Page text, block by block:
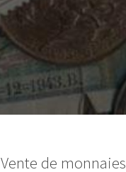
Vente de monnaies